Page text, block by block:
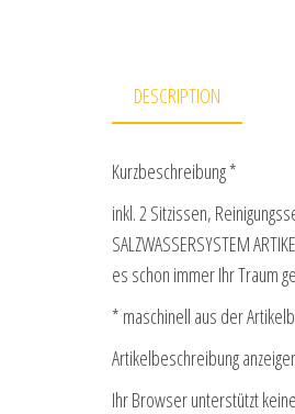
DESCRIPTION
Kurzbeschreibung *
inkl. 2 Sitzissen,
SALZWASSERSYSTEM
es schon immer Ihr Traum
* maschinell aus der
Artikelbeschreibung
Ihr Browser unterstützt